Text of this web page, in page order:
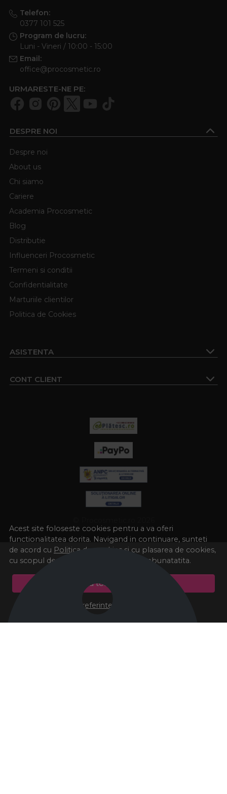
Acest site foloseste cookies pentru a va oferi
functionalitatea dorita. Navigand in continuare, sunteti
de acord cu Politica de cookies si cu plasarea de cookies,
cu scopul de a va oferi o experienta imbunatatita.
Accepta toate cookie-urile
Preferinte cookie-uri
Telefon:
0377 101 525
Program de lucru:
Luni - Vineri / 10:00 - 15:00
Email:
office@procosmetic.ro
URMARESTE-NE PE:
DESPRE NOI
Despre noi
About us
Chi siamo
Cariere
Academia Procosmetic
Blog
Distributie
Influenceri Procosmetic
Termeni si conditii
Confidentialitate
Marturiile clientilor
Politica de Cookies
ASISTENTA
CONT CLIENT